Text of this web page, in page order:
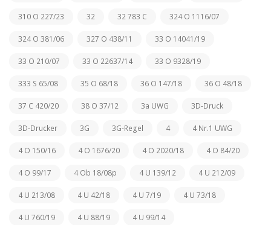
310 O 227/23 32 32 783 C 324 O 1116/07
324 O 381/06 327 O 438/11 33 O 14041/19
33 O 210/07 33 O 22637/14 33 O 9328/19
333 S 65/08 35 O 68/18 36 O 147/18 36 O 48/18
37 C 420/20 38 O 37/12 3a UWG 3D-Druck
3D-Drucker 3G 3G-Regel 4 4 Nr.1 UWG
4 O 150/16 4 O 1676/20 4 O 2020/18 4 O 84/20
4 O 99/17 4 Ob 18/08p 4 U 139/12 4 U 212/09
4 U 213/08 4 U 42/18 4 U 7/19 4 U 73/18
4 U 760/19 4 U 88/19 4 U 99/14